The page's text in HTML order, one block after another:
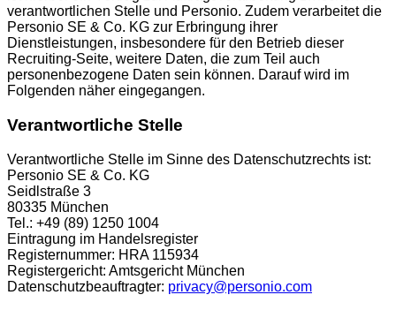
verantwortlichen Stelle und Personio. Zudem verarbeitet die
Personio SE & Co. KG zur Erbringung ihrer
Dienstleistungen, insbesondere für den Betrieb dieser
Recruiting-Seite, weitere Daten, die zum Teil auch
personenbezogene Daten sein können. Darauf wird im
Folgenden näher eingegangen.
Verantwortliche Stelle
Verantwortliche Stelle im Sinne des Datenschutzrechts ist:
Personio SE & Co. KG
Seidlstraße 3
80335 München
Tel.: +49 (89) 1250 1004
Eintragung im Handelsregister
Registernummer: HRA 115934
Registergericht: Amtsgericht München
Datenschutzbeauftragter: privacy@personio.com